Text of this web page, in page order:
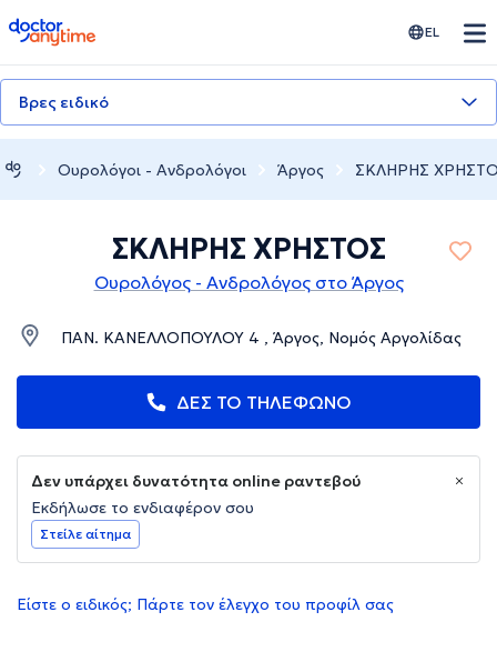
doctoranytime EL
Βρες ειδικό
Ουρολόγοι - Ανδρολόγοι Άργος ΣΚΛΗΡΗΣ
ΣΚΛΗΡΗΣ ΧΡΗΣΤΟΣ
Ουρολόγος - Ανδρολόγος στο Άργος
ΠΑΝ. ΚΑΝΕΛΛΟΠΟΥΛΟΥ 4 , Άργος, Νομός Αργολίδας
ΔΕΣ ΤΟ ΤΗΛΕΦΩΝΟ
Δεν υπάρχει δυνατότητα online ραντεβού
Εκδήλωσε το ενδιαφέρον σου
Στείλε αίτημα
Είστε ο ειδικός; Πάρτε τον έλεγχο του προφίλ σας